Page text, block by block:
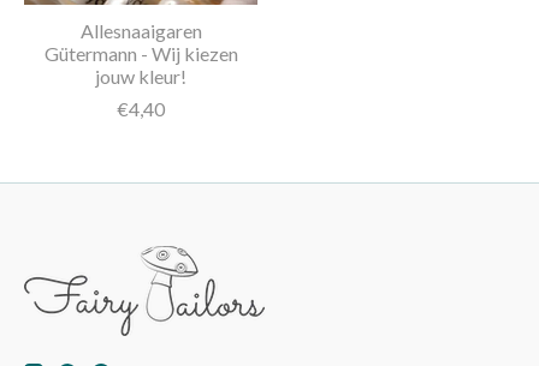
Allesnaaigaren
Gütermann - Wij kiezen
jouw kleur!
€4,40